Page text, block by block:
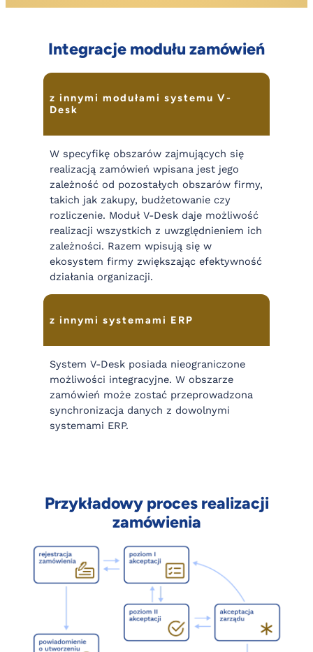
Integracje modułu zamówień
z innymi modułami systemu V-
Desk
W specyfikę obszarów zajmujących się
realizacją zamówień wpisana jest jego
zależność od pozostałych obszarów firmy,
takich jak zakupy, budżetowanie czy
rozliczenie. Moduł V-Desk daje możliwość
realizacji wszystkich z uwzględnieniem ich
zależności. Razem wpisują się w
ekosystem firmy zwiększając efektywność
działania organizacji.
z innymi systemami ERP
System V-Desk posiada nieograniczone
możliwości integracyjne. W obszarze
zamówień może zostać przeprowadzona
synchronizacja danych z dowolnymi
systemami ERP.
Przykładowy proces realizacji
zamówienia